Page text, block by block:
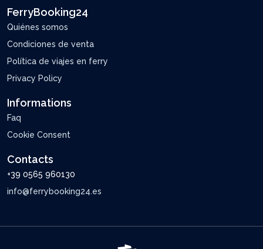
FerryBooking24
Quiénes somos
Condiciones de venta
Política de viajes en ferry
Privacy Policy
Informations
Faq
Cookie Consent
Contacts
+39 0565 960130
info@ferrybooking24.es